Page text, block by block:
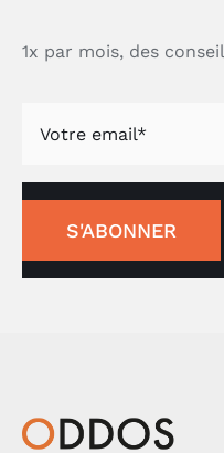
1x par mois, des
S'ABONNER